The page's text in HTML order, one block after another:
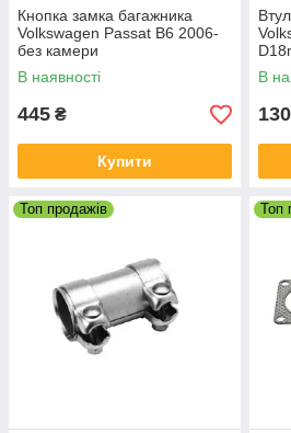
Кнопка замка багажника
Volkswagen Passat B6 2006-
без камери
В наявності
445 ₴
Купити
В
130
Топ продажів Топ